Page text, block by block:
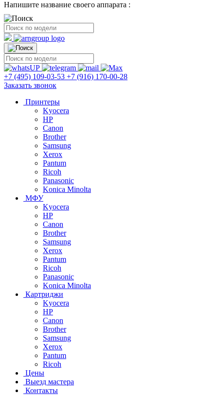
Напишите название своего аппарата :
+7 (495) 109-03-53 +7 (916) 170-00-28
Заказать звонок
Принтеры
Kyocera
HP
Canon
Brother
Samsung
Xerox
Pantum
Ricoh
Panasonic
Konica Minolta
МФУ
Kyocera
HP
Canon
Brother
Samsung
Xerox
Pantum
Ricoh
Panasonic
Konica Minolta
Картриджи
Kyocera
HP
Canon
Brother
Samsung
Xerox
Pantum
Ricoh
Цены
Выезд мастера
Контакты